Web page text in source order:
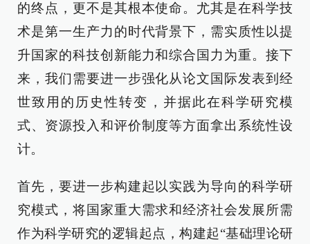
的终点，更不是其根本使命。尤其是在科学技
术是第一生产力的时代背景下，需实质性以提
升国家的科技创新能力和综合国力为重。接下
来，我们需要进一步强化从论文国际发表到经
世致用的历史性转变，并据此在科学研究模
式、资源投入和评价制度等方面拿出系统性设
计。
首先，要进一步构建起以实践为导向的科学研
究模式，将国家重大需求和经济社会发展所需
作为科学研究的逻辑起点，构建起“基础理论研